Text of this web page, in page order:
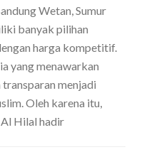
Wetan, Sumur
banyak pilihan
harga kompetitif.
yang menawarkan
menjadi
Oleh karena itu,
Hilal hadir